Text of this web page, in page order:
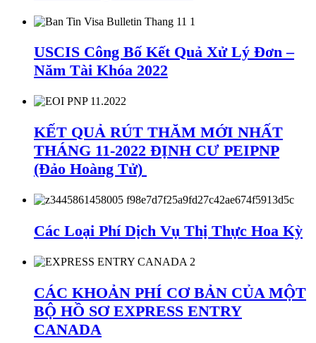
USCIS Công Bố Kết Quả Xử Lý Đơn –
Năm Tài Khóa 2022
KẾT QUẢ RÚT THĂM MỚI NHẤT
THÁNG 11-2022 ĐỊNH CƯ PEIPNP
(Đảo Hoàng Tử)
Các Loại Phí Dịch Vụ Thị Thực Hoa Kỳ
CÁC KHOẢN PHÍ CƠ BẢN CỦA MỘT
BỘ HỒ SƠ EXPRESS ENTRY
CANADA